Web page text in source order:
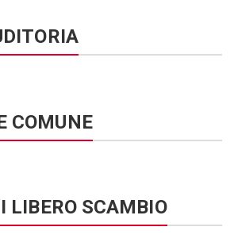
COMUNE
LIBERO SCAMBIO